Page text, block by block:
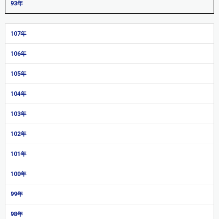
93年
107年
106年
105年
104年
103年
102年
101年
100年
99年
98年